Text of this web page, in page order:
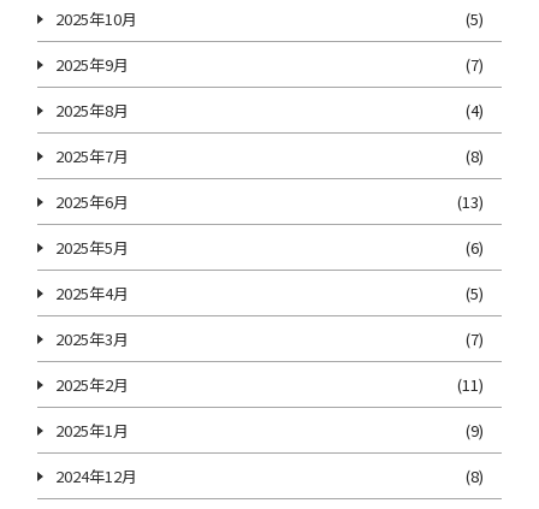
2025年10月
(5)
2025年9月
(7)
2025年8月
(4)
2025年7月
(8)
2025年6月
(13)
2025年5月
(6)
2025年4月
(5)
2025年3月
(7)
2025年2月
(11)
2025年1月
(9)
2024年12月
(8)